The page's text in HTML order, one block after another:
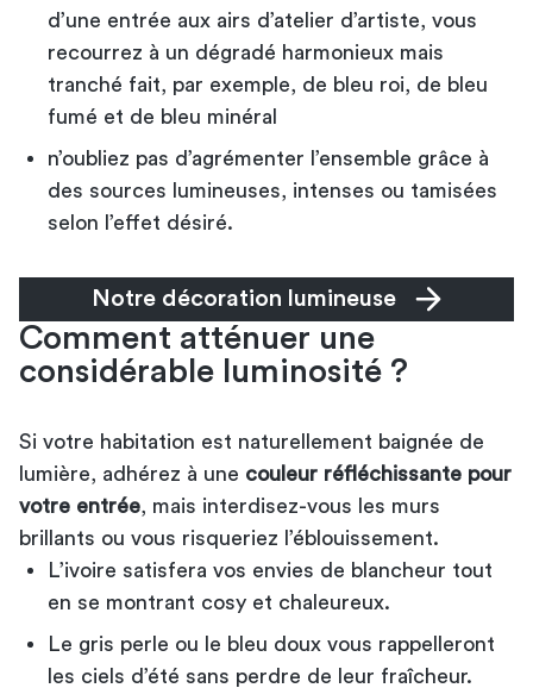
d’une entrée aux airs d’atelier d’artiste, vous
recourrez à un dégradé harmonieux mais
tranché fait, par exemple, de bleu roi, de bleu
fumé et de bleu minéral
n’oubliez pas d’agrémenter l’ensemble grâce à
des sources lumineuses, intenses ou tamisées
selon l’effet désiré.
Notre décoration lumineuse
Comment atténuer une
considérable luminosité ?
Si votre habitation est naturellement baignée de
lumière, adhérez à une couleur réfléchissante pour
votre entrée , mais interdisez-vous les murs
brillants ou vous risqueriez l’éblouissement.
L’ivoire satisfera vos envies de blancheur tout
en se montrant cosy et chaleureux.
Le gris perle ou le bleu doux vous rappelleront
les ciels d’été sans perdre de leur fraîcheur.